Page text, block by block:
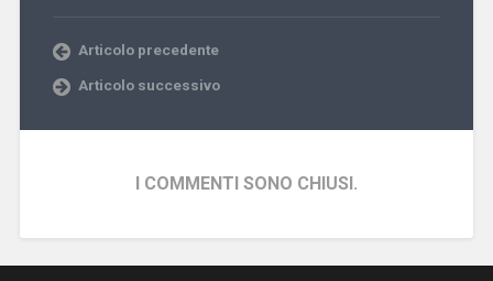
Articolo precedente
Articolo successivo
I COMMENTI SONO CHIUSI.